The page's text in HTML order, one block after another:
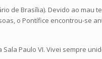
de Brasília). Devido ao mau
o Pontífice encontrou-se
Paulo VI. Vivei sempre